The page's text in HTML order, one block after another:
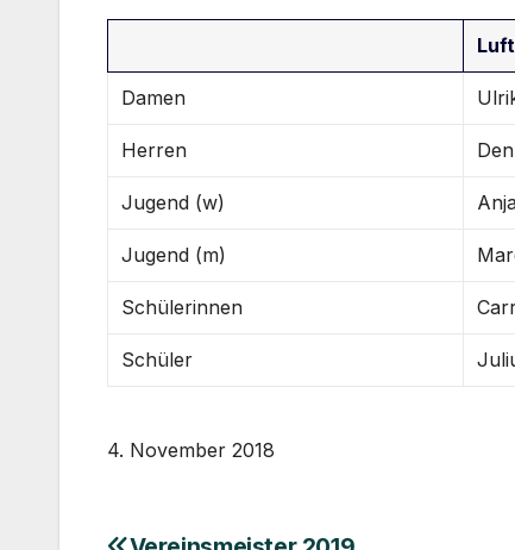
Damen
Herren
Jugend (w)
Jugend (m)
Schülerinnen
Schüler
4. November 2018